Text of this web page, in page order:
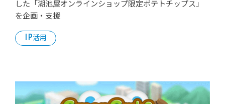
した「湖池屋オンラインショップ限定ポテトチップス」
を企画・支援
IP活用